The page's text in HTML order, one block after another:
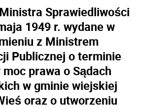
Sprawiedliwości
1949 r. wydane w
z Ministrem
Publicznej o terminie
prawa o Sądach
w gminie wiejskiej
oraz o utworzeniu